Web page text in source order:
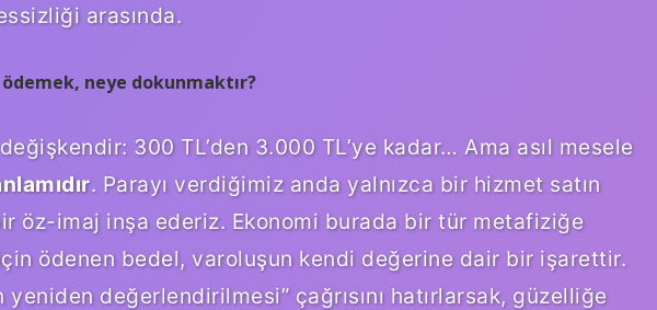
arasında.
neye dokunmaktır?
300 TL’den 3.000 TL’ye kadar… Ama asıl mesele
. Parayı verdiğimiz anda yalnızca bir hizmet satın
öz-imaj inşa ederiz. Ekonomi burada bir tür metafiziğe
ödenen bedel, varoluşun kendi değerine dair bir işarettir.
yeniden değerlendirilmesi” çağrısını hatırlarsak, güzelliğe